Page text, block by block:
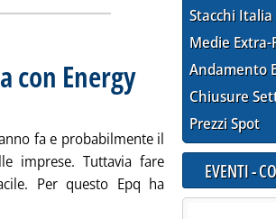
con Energy
fa e probabilmente il
imprese. Tuttavia fare
Per questo Epq ha
Leggi tutta la notizia: 'Risparmiare materia
Stacchi Italia
Medie Extra-
Andamento
Chiusure
Prezzi Spot
EVENTI -